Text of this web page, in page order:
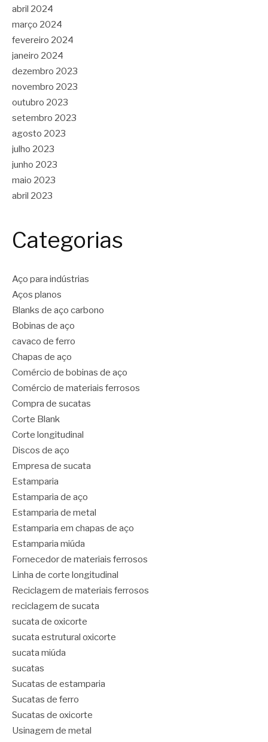
abril 2024
março 2024
fevereiro 2024
janeiro 2024
dezembro 2023
novembro 2023
outubro 2023
setembro 2023
agosto 2023
julho 2023
junho 2023
maio 2023
abril 2023
Categorias
Aço para indústrias
Aços planos
Blanks de aço carbono
Bobinas de aço
cavaco de ferro
Chapas de aço
Comércio de bobinas de aço
Comércio de materiais ferrosos
Compra de sucatas
Corte Blank
Corte longitudinal
Discos de aço
Empresa de sucata
Estamparia
Estamparia de aço
Estamparia de metal
Estamparia em chapas de aço
Estamparia miúda
Fornecedor de materiais ferrosos
Linha de corte longitudinal
Reciclagem de materiais ferrosos
reciclagem de sucata
sucata de oxicorte
sucata estrutural oxicorte
sucata miúda
sucatas
Sucatas de estamparia
Sucatas de ferro
Sucatas de oxicorte
Usinagem de metal